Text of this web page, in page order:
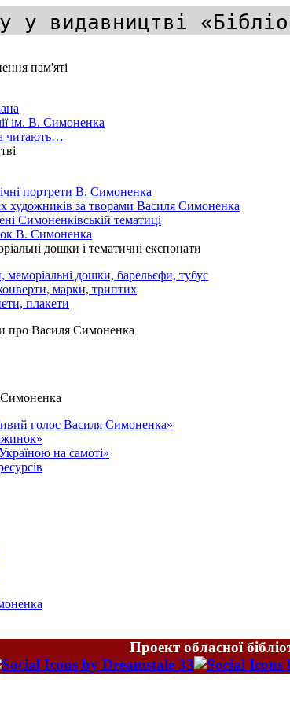
у видавництві
пам'яті
ім. В. Симоненка
читають…
портрети В. Симоненка
художників за творами Василя Симоненка
Симоненківській тематиці
В. Симоненка
дошки і тематичні експонати
меморіальні дошки, барельєфи, тубус
марки, триптих
плакети
про Василя Симоненка
Симоненка
голос Василя Симоненка»
на самоті»
Проект обласної